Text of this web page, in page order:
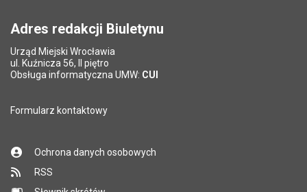
Adres redakcji Biuletynu
Urząd Miejski Wrocławia
ul. Kuźnicza 56, II piętro
Obsługa informatyczna UMW: CUI
Formularz kontaktowy
Ochrona danych osobowych
RSS